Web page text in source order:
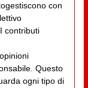
con
contributi
Questo
ogni tipo di